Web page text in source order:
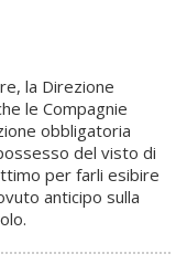
la Direzione
le Compagnie
obbligatoria
del visto di
per farli esibire
anticipo sulla